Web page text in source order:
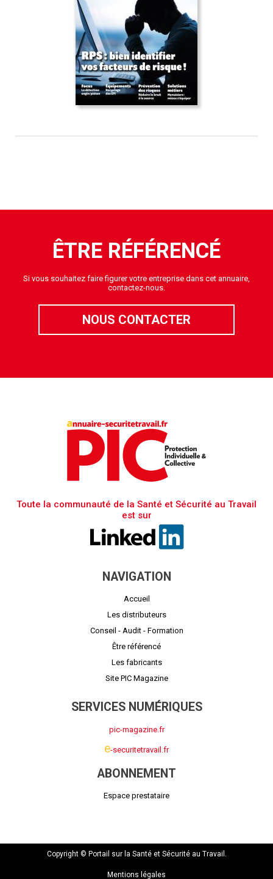
ÊTRE RÉFÉRENCÉ
Si vous souhaitez faire figurer votre entreprise dans cet annuaire,
contactez-nous.
NOUS CONTACTER
Toute la communauté de la Santé et Sécurité au Travail
est sur
NAVIGATION
Accueil
Les distributeurs
Conseil - Audit - Formation
Être référencé
Les fabricants
Site PIC Magazine
SERVICES NUMÉRIQUES
pic-magazine.fr
e-securitetravail.fr
ABONNEMENT
Espace prestataire
Copyright © Portail sur la Santé et Sécurité au Travail.
Mentions légales